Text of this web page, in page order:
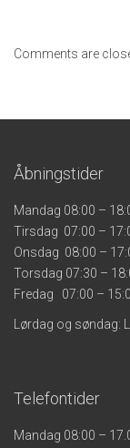
Comments are
Åbningstider
Mandag 08:00 –
Tirsdag 07:00 –
Onsdag 08:00 –
Torsdag 07:30 –
Fredag 07:00 –
Lørdag og søndag:
Telefontider
Mandag 08:00 –